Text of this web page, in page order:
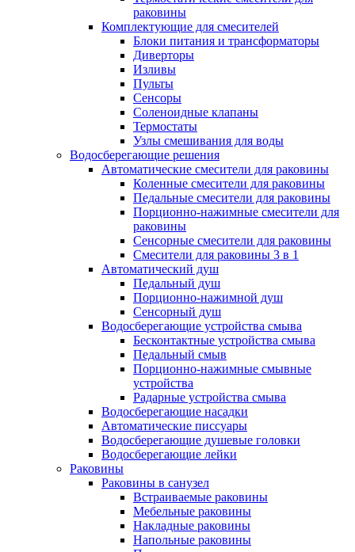
раковины
Комплектующие для смесителей
Блоки питания и трансформаторы
Диверторы
Изливы
Пульты
Сенсоры
Соленоидные клапаны
Термостаты
Узлы смешивания для воды
Водосберегающие решения
Автоматические смесители для раковины
Коленные смесители для раковины
Педальные смесители для раковины
Порционно-нажимные смесители для
раковины
Сенсорные смесители для раковины
Смесители для раковины 3 в 1
Автоматический душ
Педальный душ
Порционно-нажимной душ
Сенсорный душ
Водосберегающие устройства смыва
Бесконтактные устройства смыва
Педальный смыв
Порционно-нажимные смывные
устройства
Радарные устройства смыва
Водосберегающие насадки
Автоматические писсуары
Водосберегающие душевые головки
Водосберегающие лейки
Раковины
Раковины в санузел
Встраиваемые раковины
Мебельные раковины
Накладные раковины
Напольные раковины